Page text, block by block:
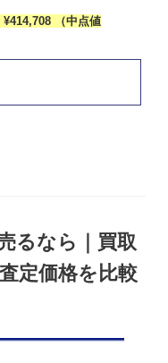
¥414,708 （中点値
るなら｜買取
定価格を比較